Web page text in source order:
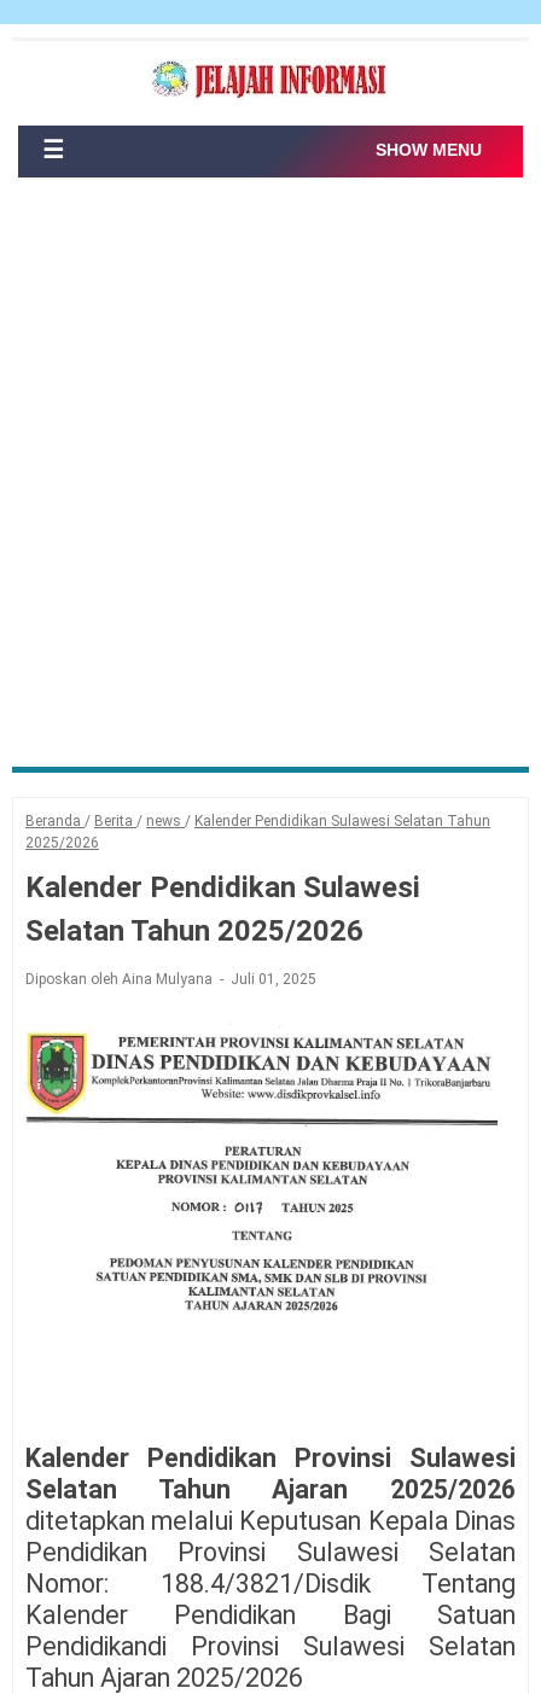
☰ SHOW MENU
Beranda / Berita / news / Kalender Pendidikan Sulawesi Selatan Tahun
2025/2026
Kalender Pendidikan Sulawesi
Selatan Tahun 2025/2026
Diposkan oleh Aina Mulyana Juli 01, 2025
Kalender Pendidikan Provinsi Sulawesi
Selatan Tahun Ajaran 2025/2026
ditetapkan melalui Keputusan Kepala Dinas
Pendidikan Provinsi Sulawesi Selatan
Nomor: 188.4/3821/Disdik Tentang
Kalender Pendidikan Bagi Satuan
Pendidikandi Provinsi Sulawesi Selatan
Tahun Ajaran 2025/2026